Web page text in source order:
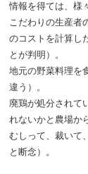
情報を得ては、様
こだわりの生産者
のコストを計算し
とが判明）。
地元の野菜料理を
違う）。
廃鶏が処分されて
れないかと農場か
むしって、裁いて
と断念）。